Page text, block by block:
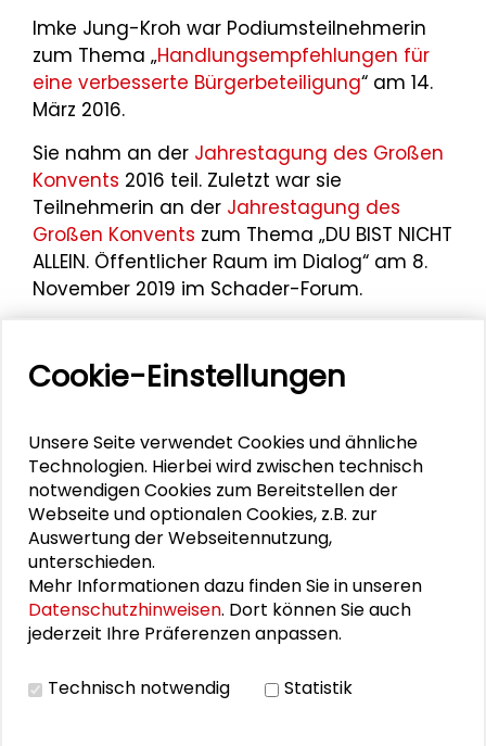
Imke Jung-Kroh war Podiumsteilnehmerin
zum Thema „Handlungsempfehlungen für
eine verbesserte Bürgerbeteiligung“ am 14.
März 2016.
Sie nahm an der Jahrestagung des Großen
Konvents 2016 teil. Zuletzt war sie
Teilnehmerin an der Jahrestagung des
Großen Konvents zum Thema „DU BIST NICHT
ALLEIN. Öffentlicher Raum im Dialog“ am 8.
November 2019 im Schader-Forum.
Cookie-Einstellungen
Unsere Seite verwendet Cookies und ähnliche
Technologien. Hierbei wird zwischen technisch
notwendigen Cookies zum Bereitstellen der
Webseite und optionalen Cookies, z.B. zur
Auswertung der Webseitennutzung,
unterschieden.
Mehr Informationen dazu finden Sie in unseren
Datenschutzhinweisen. Dort können Sie auch
jederzeit Ihre Präferenzen anpassen.
Technisch notwendig Statistik